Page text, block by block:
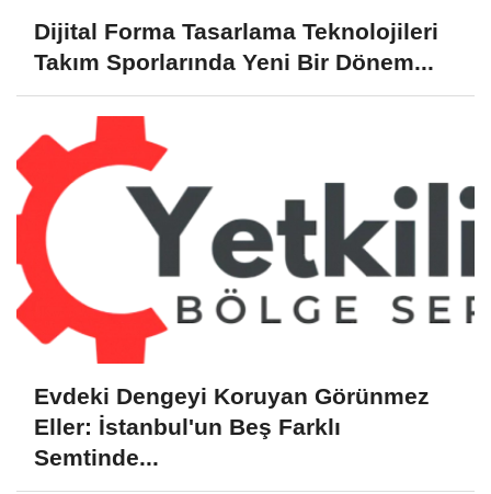
Dijital Forma Tasarlama Teknolojileri
Takım Sporlarında Yeni Bir Dönem...
Evdeki Dengeyi Koruyan Görünmez
Eller: İstanbul'un Beş Farklı
Semtinde...